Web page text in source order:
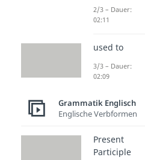
Person
1. Person
Singular
2. Person
Singular
3. Person
2/3 – Dauer:
02:11
used to
3/3 – Dauer:
02:09
Grammatik Englisch
Englische Verbformen
Present
Participle